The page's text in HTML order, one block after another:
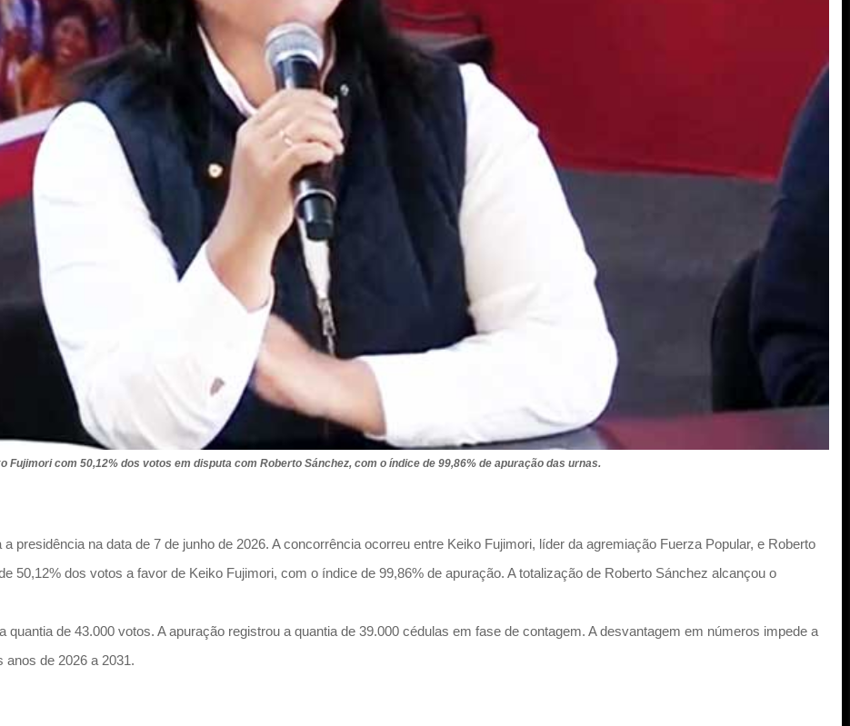
Fujimori com 50,12% dos votos em disputa com Roberto Sánchez, com o índice de 99,86% de apuração das urnas.
presidência na data de 7 de junho de 2026. A concorrência ocorreu entre Keiko Fujimori, líder da agremiação Fuerza Popular, e Roberto
50,12% dos votos a favor de Keiko Fujimori, com o índice de 99,86% de apuração. A totalização de Roberto Sánchez alcançou o
de 43.000 votos. A apuração registrou a quantia de 39.000 cédulas em fase de contagem. A desvantagem em números impede a
de 2026 a 2031.